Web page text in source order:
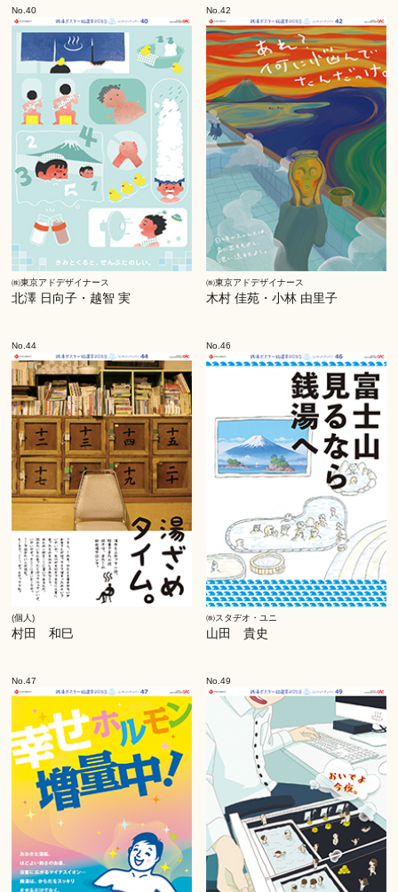
No.40
㈱東京アドデザイナース
北澤 日向子・越智 実
No.42
㈱東京アドデザイナース
木村 佳苑・小林 由里子
No.44
(個人)
村田 和巳
No.46
㈱スタヂオ・ユニ
山田 貴史
No.47 No.49